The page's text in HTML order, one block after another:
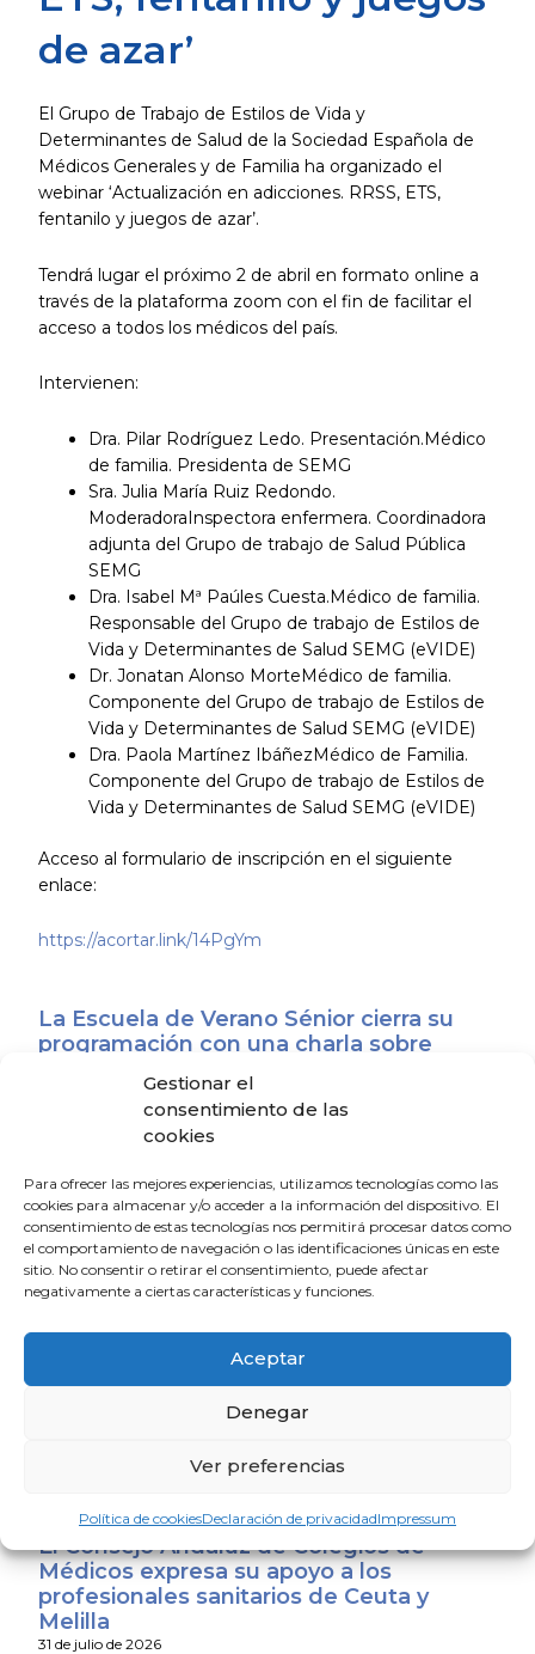
Gestionar el
consentimiento de las
cookies
Para ofrecer las mejores experiencias, utilizamos tecnologías como las
cookies para almacenar y/o acceder a la información del dispositivo. El
consentimiento de estas tecnologías nos permitirá procesar datos como
el comportamiento de navegación o las identificaciones únicas en este
sitio. No consentir o retirar el consentimiento, puede afectar
negativamente a ciertas características y funciones.
Aceptar
Denegar
Ver preferencias
Política de cookiesDeclaración de privacidadImpressum
de azar’
El Grupo de Trabajo de Estilos de Vida y
Determinantes de Salud de la Sociedad Española de
Médicos Generales y de Familia ha organizado el
webinar ‘Actualización en adicciones. RRSS, ETS,
fentanilo y juegos de azar’.
Tendrá lugar el próximo 2 de abril en formato online a
través de la plataforma zoom con el fin de facilitar el
acceso a todos los médicos del país.
Intervienen:
Dra. Pilar Rodríguez Ledo. Presentación.Médico
de familia. Presidenta de SEMG
Sra. Julia María Ruiz Redondo.
ModeradoraInspectora enfermera. Coordinadora
adjunta del Grupo de trabajo de Salud Pública
SEMG
Dra. Isabel Mª Paúles Cuesta.Médico de familia.
Responsable del Grupo de trabajo de Estilos de
Vida y Determinantes de Salud SEMG (eVIDE)
Dr. Jonatan Alonso MorteMédico de familia.
Componente del Grupo de trabajo de Estilos de
Vida y Determinantes de Salud SEMG (eVIDE)
Dra. Paola Martínez IbáñezMédico de Familia.
Componente del Grupo de trabajo de Estilos de
Vida y Determinantes de Salud SEMG (eVIDE)
Acceso al formulario de inscripción en el siguiente
enlace:
https://acortar.link/14PgYm
La Escuela de Verano Sénior cierra su
programación con una charla sobre
personas mayores
4 de agosto de 2026
El Colegio de Médicos de Huelva y
Fundación Madre Coraje unen fuerzas
para promover una sociedad más
saludable y sostenible
4 de agosto de 2026
El CACM respalda el acuerdo entre la
exige que se convierta en mejoras reales
El Consejo Andaluz de Colegios de
Médicos expresa su apoyo a los
profesionales sanitarios de Ceuta y
Melilla
31 de julio de 2026